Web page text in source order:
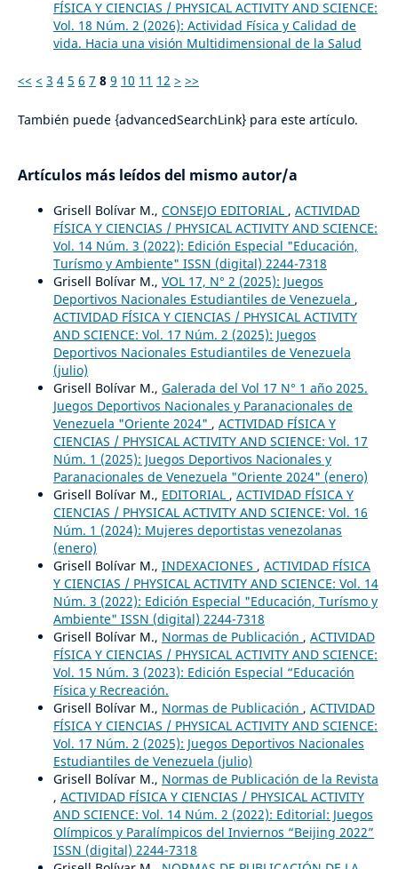
FÍSICA Y CIENCIAS / PHYSICAL ACTIVITY AND SCIENCE:
Vol. 18 Núm. 2 (2026): Actividad Física y Calidad de
vida. Hacia una visión Multidimensional de la Salud
<< < 3 4 5 6 7 8 9 10 11 12 > >>
También puede {advancedSearchLink} para este artículo.
Artículos más leídos del mismo autor/a
Grisell Bolívar M., CONSEJO EDITORIAL , ACTIVIDAD
FÍSICA Y CIENCIAS / PHYSICAL ACTIVITY AND SCIENCE:
Vol. 14 Núm. 3 (2022): Edición Especial "Educación,
Turísmo y Ambiente" ISSN (digital) 2244-7318
Grisell Bolívar M., VOL 17, N° 2 (2025): Juegos
Deportivos Nacionales Estudiantiles de Venezuela ,
ACTIVIDAD FÍSICA Y CIENCIAS / PHYSICAL ACTIVITY
AND SCIENCE: Vol. 17 Núm. 2 (2025): Juegos
Deportivos Nacionales Estudiantiles de Venezuela
(julio)
Grisell Bolívar M., Galerada del Vol 17 N° 1 año 2025.
Juegos Deportivos Nacionales y Paranacionales de
Venezuela "Oriente 2024" , ACTIVIDAD FÍSICA Y
CIENCIAS / PHYSICAL ACTIVITY AND SCIENCE: Vol. 17
Núm. 1 (2025): Juegos Deportivos Nacionales y
Paranacionales de Venezuela "Oriente 2024" (enero)
Grisell Bolívar M., EDITORIAL , ACTIVIDAD FÍSICA Y
CIENCIAS / PHYSICAL ACTIVITY AND SCIENCE: Vol. 16
Núm. 1 (2024): Mujeres deportistas venezolanas
(enero)
Grisell Bolívar M., INDEXACIONES , ACTIVIDAD FÍSICA
Y CIENCIAS / PHYSICAL ACTIVITY AND SCIENCE: Vol. 14
Núm. 3 (2022): Edición Especial "Educación, Turísmo y
Ambiente" ISSN (digital) 2244-7318
Grisell Bolívar M., Normas de Publicación , ACTIVIDAD
FÍSICA Y CIENCIAS / PHYSICAL ACTIVITY AND SCIENCE:
Vol. 15 Núm. 3 (2023): Edición Especial “Educación
Física y Recreación.
Grisell Bolívar M., Normas de Publicación , ACTIVIDAD
FÍSICA Y CIENCIAS / PHYSICAL ACTIVITY AND SCIENCE:
Vol. 17 Núm. 2 (2025): Juegos Deportivos Nacionales
Estudiantiles de Venezuela (julio)
Grisell Bolívar M., Normas de Publicación de la Revista
, ACTIVIDAD FÍSICA Y CIENCIAS / PHYSICAL ACTIVITY
AND SCIENCE: Vol. 14 Núm. 2 (2022): Editorial: Juegos
Olímpicos y Paralímpicos del Inviernos “Beijing 2022”
ISSN (digital) 2244-7318